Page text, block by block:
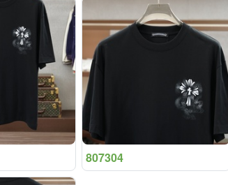
807304